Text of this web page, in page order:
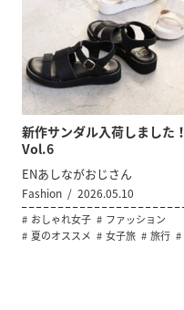
新作サンダル入荷しました！
Vol.6
ENあしながおじさん
Fashion 2026.05.10
おしゃれ女子
ファッション
夏のオススメ
女子旅 旅行